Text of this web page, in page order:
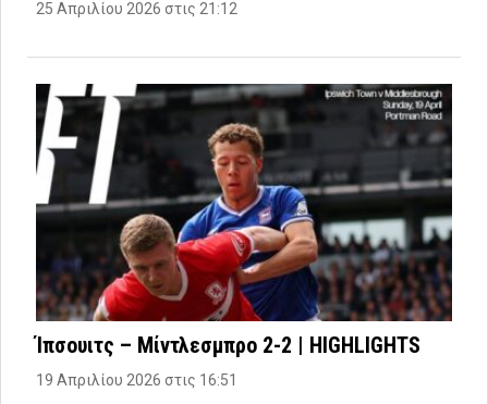
25 Απριλίου 2026 στις 21:12
Ίπσουιτς – Μίντλεσμπρο 2-2 | HIGHLIGHTS
19 Απριλίου 2026 στις 16:51